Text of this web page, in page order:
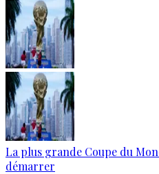
La plus grande Coupe du
démarrer